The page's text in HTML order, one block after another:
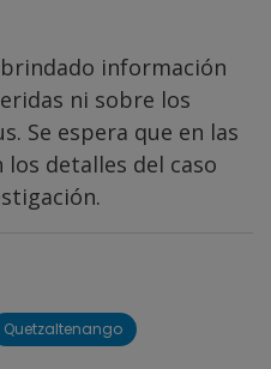
información
ni sobre los
Se espera que en las
detalles del caso
Quetzaltenango